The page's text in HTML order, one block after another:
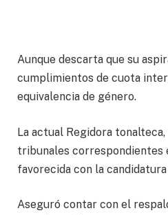
Aunque descarta que su
cumplimientos de cuota
equivalencia de género.
La actual Regidora
tribunales correspondientes
favorecida con la
Aseguró contar con el